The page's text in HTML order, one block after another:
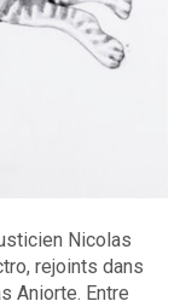
Nicolas
rejoints dans
Aniorte. Entre